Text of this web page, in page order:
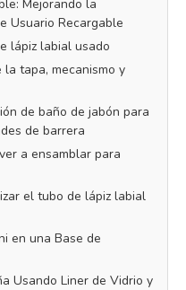
Mejorando la
Usuario Recargable
lápiz labial usado
la tapa, mecanismo y
de baño de jabón para
de barrera
a ensamblar para
el tubo de lápiz labial
en una Base de
Usando Liner de Vidrio y